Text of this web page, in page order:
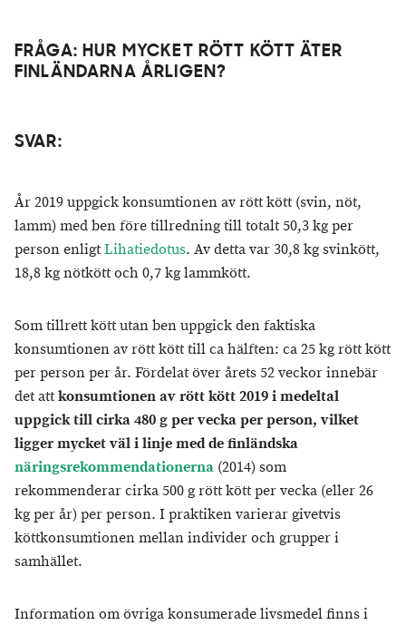
FRÅGA: HUR MYCKET RÖTT KÖTT ÄTER
FINLÄNDARNA ÅRLIGEN?
SVAR:
År 2019 uppgick konsumtionen av rött kött (svin, nöt,
lamm) med ben före tillredning till totalt 50,3 kg per
person enligtLihatiedotus. Av detta var 30,8 kg svinkött,
18,8 kg nötkött och 0,7 kg lammkött.
Som tillrett kött utan ben uppgick den faktiska
konsumtionen av rött kött till ca hälften: ca 25 kg rött kött
per person per år. Fördelat över årets 52 veckor innebär
det attkonsumtionen av rött kött 2019 i medeltal
uppgick till cirka 480 g per vecka per person, vilket
ligger mycket väl i linje med de finländska
näringsrekommendationerna (2014) som
rekommenderar cirka 500 g rött kött per vecka (eller 26
kg per år) per person. I praktiken varierar givetvis
köttkonsumtionen mellan individer och grupper i
samhället.
Information om övriga konsumerade livsmedel finns i